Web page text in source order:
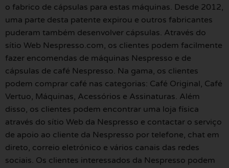
o fabrico de cápsulas para estas máquinas. Desde 2012,
uma parte desta patente expirou e outros fabricantes
puderam também desenvolver cápsulas. Através do
sítio Web Nespresso.com, os clientes podem facilmente
fazer encomendas de máquinas Nespresso e de
cápsulas de café Nespresso. Na gama, os clientes
podem comprar café nas categorias: Café Original, Café
Vertuo, Máquinas, Acessórios e Assinaturas. Além
disso, os clientes podem encontrar uma loja física
através do sítio Web da Nespresso e contactar o serviço
de apoio ao cliente da Nespresso por telefone, chat em
direto, correio eletrónico e vários canais das redes
sociais. Os clientes interessados da Nespresso podem